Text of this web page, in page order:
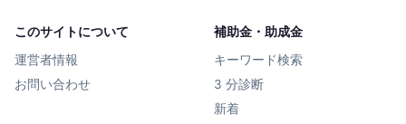
このサイトについて
運営者情報
お問い合わせ
補助金・助成金
キーワード検索
3 分診断
新着